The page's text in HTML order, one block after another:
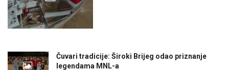
Čuvari tradicije: Široki Brijeg odao priznanje
legendama MNL-a